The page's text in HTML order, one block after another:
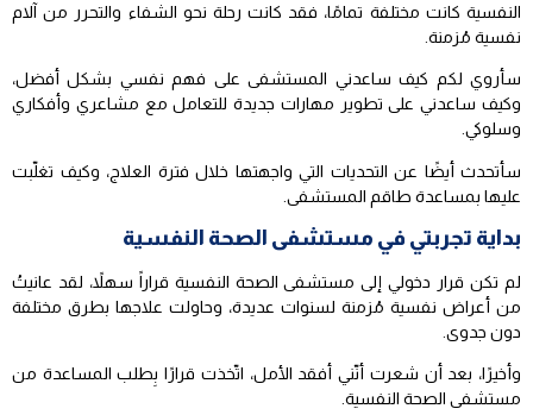
النفسية كانت مختلفة تمامًا، فقد كانت رحلة نحو الشفاء والتحرر من آلام
نفسية مُزمنة.
سأروي لكم كيف ساعدني المستشفى على فهم نفسي بشكل أفضل،
وكيف ساعدني على تطوير مهارات جديدة للتعامل مع مشاعري وأفكاري
وسلوكي.
سأتحدث أيضًا عن التحديات التي واجهتها خلال فترة العلاج، وكيف تغلّبت
عليها بمساعدة طاقم المستشفى.
بداية تجربتي في مستشفى الصحة النفسية
لم تكن قرار دخولي إلى مستشفى الصحة النفسية قراراً سهلاً، لقد عانيتُ
من أعراض نفسية مُزمنة لسنوات عديدة، وحاولت علاجها بطرق مختلفة
دون جدوى.
وأخيرًا، بعد أن شعرت أنّني أفقد الأمل، اتّخذت قرارًا بِطلب المساعدة من
مستشفى الصحة النفسية.